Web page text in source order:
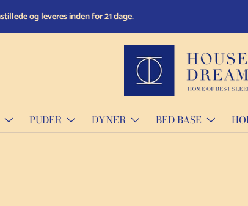
PUDER DYNER BED BASE